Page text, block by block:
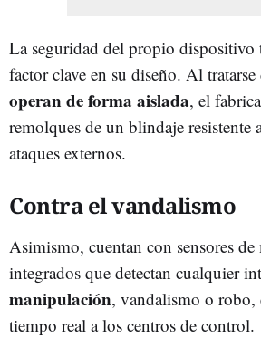
La seguridad del propio dispositivo
factor clave en su diseño. Al
operan de forma aislada, el
remolques de un blindaje resistente
ataques externos.
Contra el vandalismo
Asimismo, cuentan con sensores
integrados que detectan cualquier
manipulación, vandalismo o robo,
tiempo real a los centros de control.